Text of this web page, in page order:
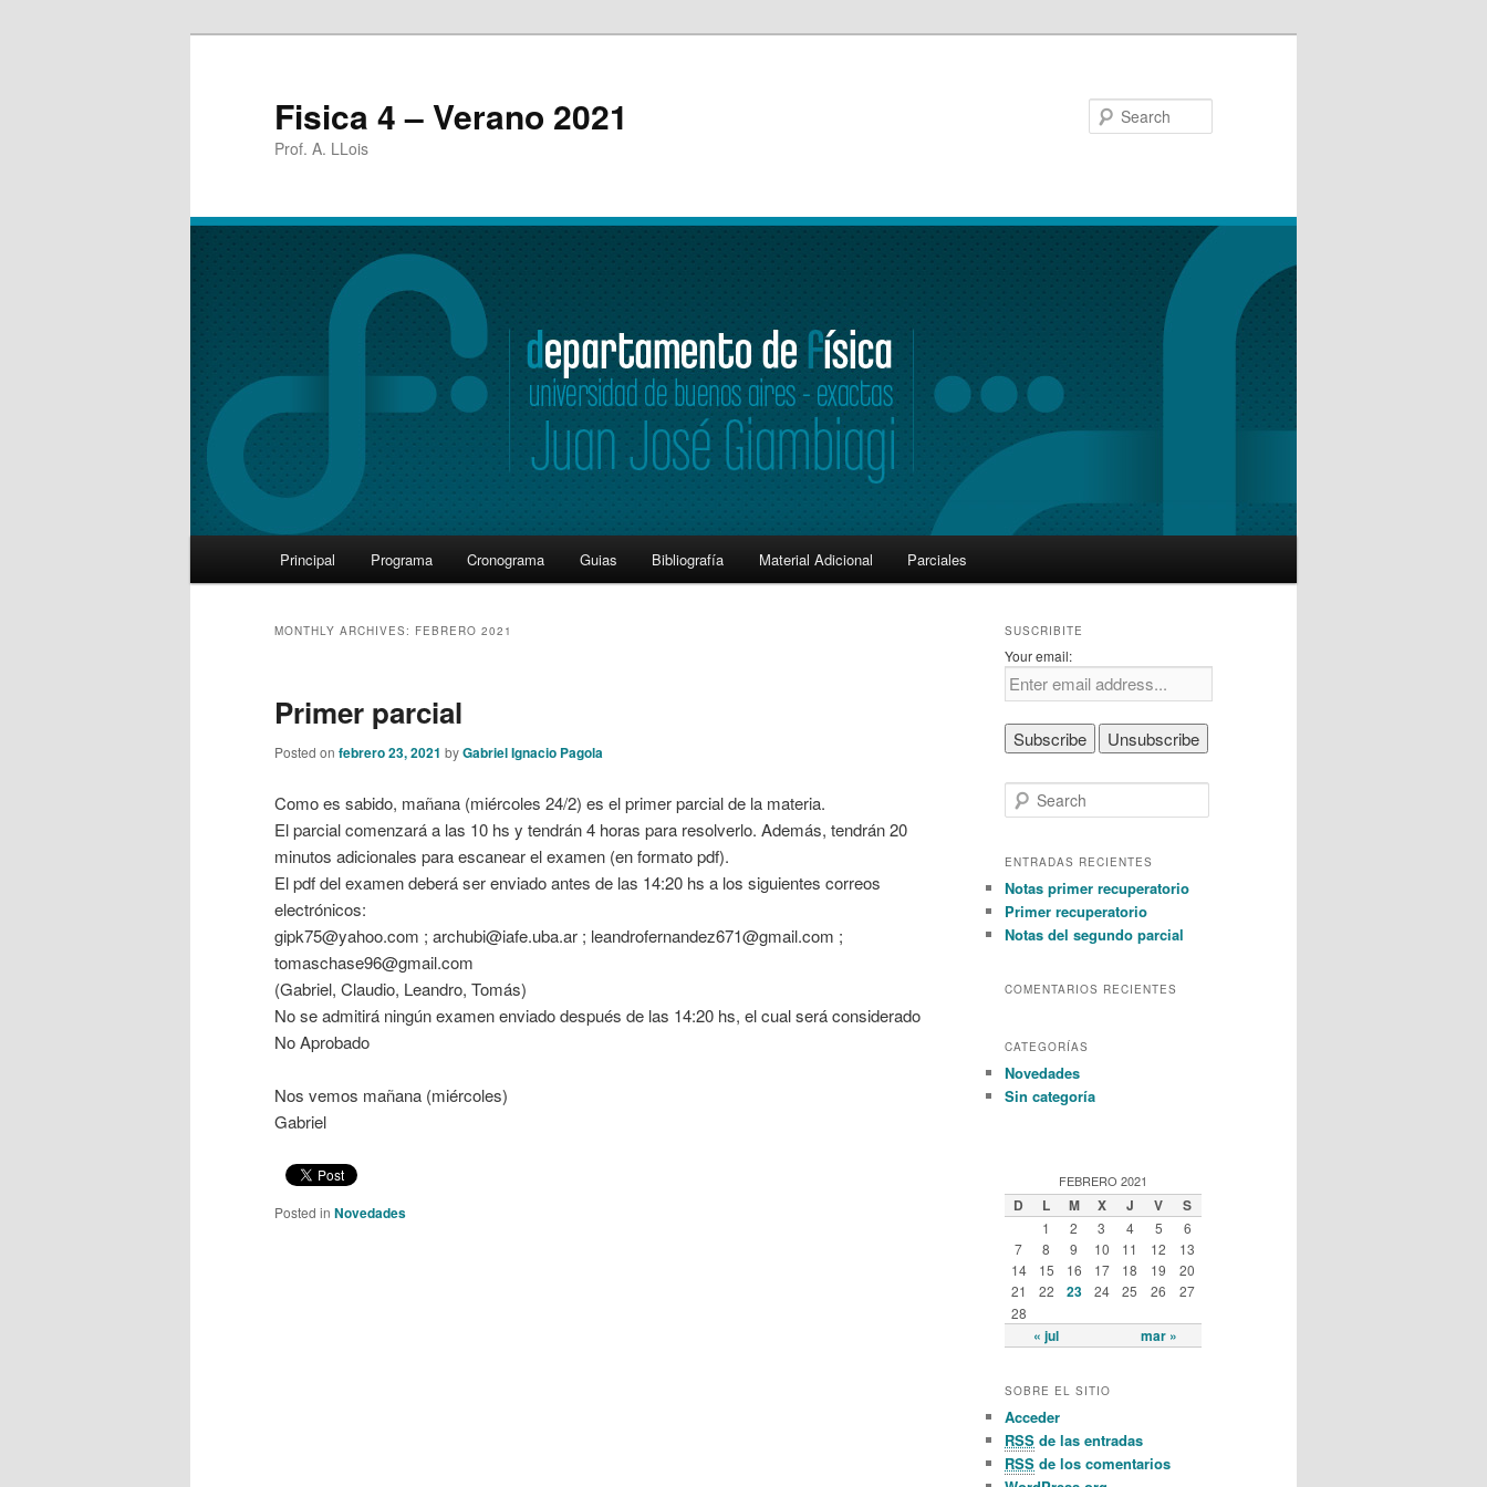
Fisica 4 – Verano 2021
Prof. A. LLois
Skip
content
Skip
content
Principal Programa Cronograma Guias Bibliografía Material Adicional Parciales
MONTHLY ARCHIVES: FEBRERO 2021
Primer parcial
Posted on febrero 23, 2021 byGabriel Ignacio Pagola
Como es sabido, mañana (miércoles 24/2) es el primer parcial de la materia.
El parcial comenzará a las 10 hs y tendrán 4 horas para resolverlo. Además, tendrán 20
minutos adicionales para escanear el examen (en formato pdf).
El pdf del examen deberá ser enviado antes de las 14:20 hs a los siguientes correos
electrónicos:
gipk75@yahoo.com ; archubi@iafe.uba.ar ; leandrofernandez671@gmail.com ;
tomaschase96@gmail.com
(Gabriel, Claudio, Leandro, Tomás)
No se admitirá ningún examen enviado después de las 14:20 hs, el cual será considerado
No Aprobado
Nos vemos mañana (miércoles)
Gabriel
Posted in Novedades
SUSCRIBITE
Your email:
e
r
h
ENTRADAS RECIENTES
Notas primer recuperatorio
Primer recuperatorio
Notas del segundo parcial
COMENTARIOS RECIENTES
CATEGORÍAS
Novedades
Sin categoría
FEBRERO 2021
D L M X J V S
« jul mar »
1 2 3 4 5
6
7
8 9 10 11 12
13
14
15 16 17 18 19
20
21
22 23 24 25 26
27
28
SOBRE EL SITIO
Acceder
RSS de las entradas
RSS de los comentarios